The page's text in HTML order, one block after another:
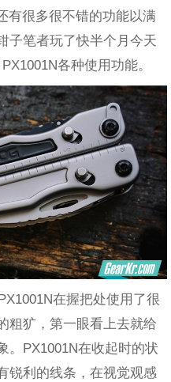
有很多很不错的功能以满
子笔者玩了快半个月今天
各种使用功能。
在握把处使用了很
粗犷，第一眼看上去就给
。PX1001N在收起时的状
锐利的线条，在视觉观感